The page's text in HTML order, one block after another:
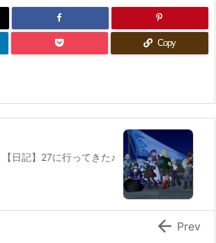
Copy
【日記】27に行ってきた♪
 Prev